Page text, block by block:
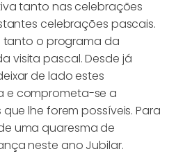
tanto nas celebrações
celebrações pascais.
tanto o programa da
visita pascal. Desde já
de lado estes
e comprometa-se a
lhe forem possíveis. Para
uma quaresma de
neste ano Jubilar.